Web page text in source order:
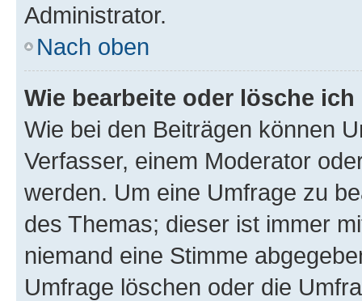
Administrator.
Nach oben
Wie bearbeite oder lösche
Wie bei den Beiträgen können
Verfasser, einem Moderator
werden. Um eine Umfrage zu
des Themas; dieser ist immer
niemand eine Stimme
Umfrage löschen oder die